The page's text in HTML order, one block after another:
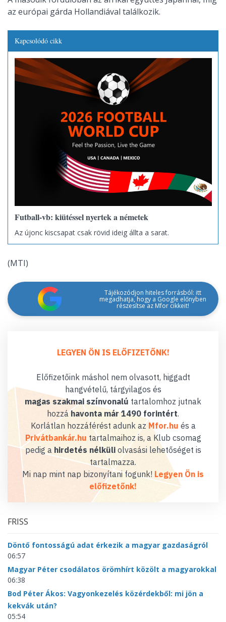
az európai gárda Hollandiával találkozik.
Kapcsolódó cikk
Futball-vb: kiütéssel nyertek a németek
Az újonc kiscsapat csak rövid ideig állta a sarat.
(MTI)
Tájékozódjon hiteles forrásból: itt
megadhatja, hogy a Google előnyben
részesítse az Mfor cikkeit!
LEGYEN ÖN IS ELŐFIZETŐNK!
Előfizetőink máshol nem olvasott, higgadt
hangvételű, tárgyilagos és
magas szakmai színvonalú tartalomhoz jutnak
hozzáhavonta már 1490 forintért.
Korlátlan hozzáférést adunk az Mfor.hu és a
Privátbankár.hu tartalmaihoz is, a Klub csomag
pedig a hirdetés nélküliolvasási lehetőséget is
tartalmazza.
Mi nap mint nap bizonyítani fogunk! Legyen Ön is
előfizetőnk!
FRISS
Döntő fontosságú adat érkezik a magyar gazdaságról
06:57
Magyar Péter csodálatos örömhírt közölt a magyarokkal
06:38
Bod Péter Ákos: Vagyonkezelés közérdekből: mi jön a
kekvák után?
05:54